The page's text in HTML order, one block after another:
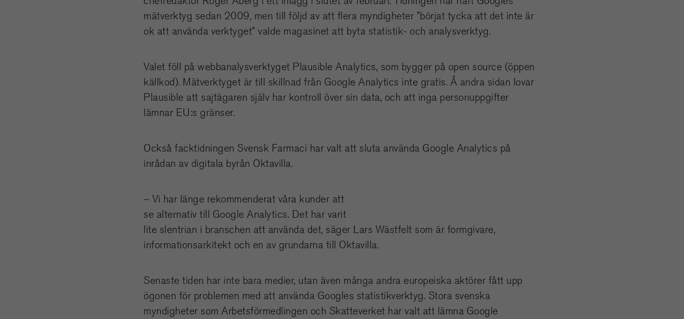
mätverktyg sedan 2009, men till följd av att flera myndigheter ”börjat tycka att det inte är
ok att använda verktyget” valde magasinet att byta statistik- och analysverktyg.
Valet föll på webbanalysverktyget Plausible Analytics, som bygger på open source (öppen
källkod). Mätverktyget är till skillnad från Google Analytics inte gratis. Å andra sidan lovar
Plausible att sajtägaren själv har kontroll över sin data, och att inga personuppgifter
lämnar EU:s gränser.
Också facktidningen Svensk Farmaci har valt att sluta använda Google Analytics på
inrådan av digitala byrån Oktavilla.
– Vi har länge rekommenderat våra kunder att
se alternativ till Google Analytics. Det har varit
lite slentrian i branschen att använda det, säger Lars Wästfelt som är formgivare,
informationsarkitekt och en av grundarna till Oktavilla.
Senaste tiden har inte bara medier, utan även många andra europeiska aktörer fått upp
ögonen för problemen med att använda Googles statistikverktyg. Stora svenska
myndigheter som Arbetsförmedlingen och Skatteverket har valt att lämna Google